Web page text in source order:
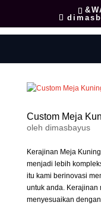
Custom Meja
oleh dimasbayus
Kerajinan Meja
menjadi lebih
itu kami berinovasi
untuk anda. Kerajinan
menyesuaikan